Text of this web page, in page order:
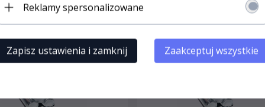
również...
Reklamy spersonalizowane
Zapisz ustawienia i zamknij Zaakceptuj wszystkie